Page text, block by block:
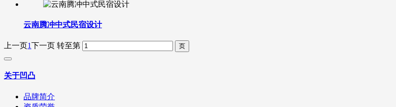
云南腾冲中式民宿设计
上一页1下一页 转至第
关于凹凸
品牌简介